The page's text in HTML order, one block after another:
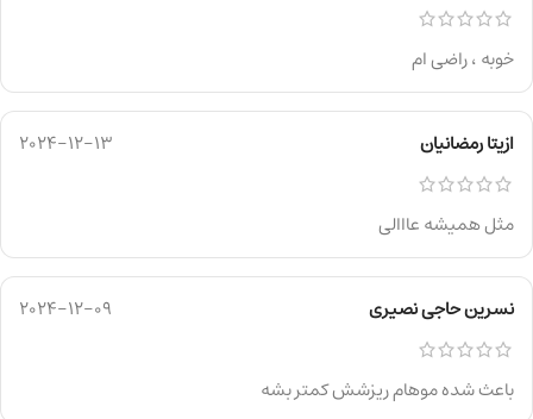
خوبه ، راضی ام
ازیتا رمضانیان 2024-12-13
مثل همیشه عااالی
نسرین حاجی نصیری 2024-12-09
باعث شده موهام ریزشش كمتر بشه